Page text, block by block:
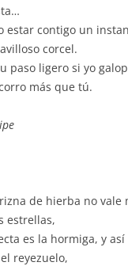
estar contigo un
corcel.
paso ligero si yo
más que tú.
de hierba no vale
estrellas,
es la hormiga, y
reyezuelo,